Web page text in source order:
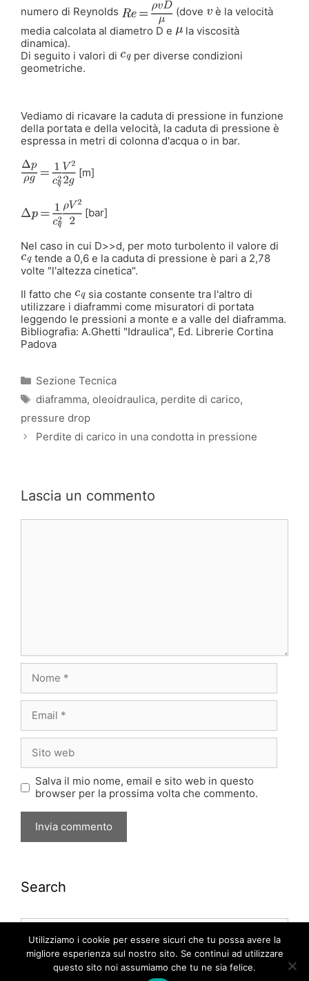
numero di Reynolds
(dove
è la velocità
media calcolata al diametro D e
la viscosità
dinamica).
Di seguito i valori di
per diverse condizioni
geometriche.
Vediamo di ricavare la caduta di pressione in funzione
della portata e della velocità, la caduta di pressione è
espressa in metri di colonna d'acqua o in bar.
[m]
[bar]
Nel caso in cui D>>d, per moto turbolento il valore di
tende a 0,6 e la caduta di pressione è pari a 2,78
volte "l'altezza cinetica".
Il fatto che
sia costante consente tra l'altro di
utilizzare i diaframmi come misuratori di portata
leggendo le pressioni a monte e a valle del diaframma.
Bibliografia: A.Ghetti "Idraulica", Ed. Librerie Cortina
Padova
Categorie
Sezione Tecnica
Tag
diaframma, oleoidraulica, perdite di carico,
pressure drop
Perdite di carico in una condotta in pressione
Lascia un commento
Commento
Nome
Email
Sito
web
Salva il mio nome, email e sito web in questo
browser per la prossima volta che commento.
Search
Ricerca
per:
Utilizziamo i cookie per essere sicuri che tu possa avere la
migliore esperienza sul nostro sito. Se continui ad utilizzare
questo sito noi assumiamo che tu ne sia felice.